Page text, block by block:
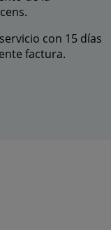
con 15 días
factura.